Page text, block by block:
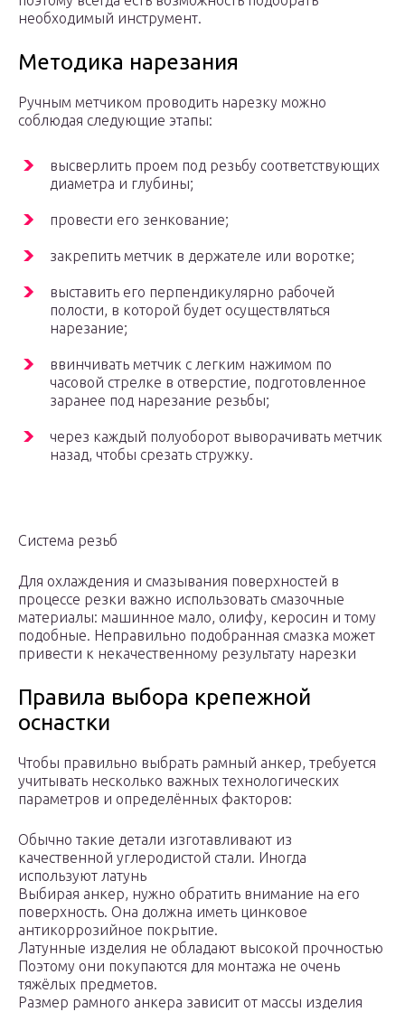
необходимый инструмент.
Методика нарезания
Ручным метчиком проводить нарезку можно
соблюдая следующие этапы:
высверлить проем под резьбу соответствующих
диаметра и глубины;
провести его зенкование;
закрепить метчик в держателе или воротке;
выставить его перпендикулярно рабочей
полости, в которой будет осуществляться
нарезание;
ввинчивать метчик с легким нажимом по
часовой стрелке в отверстие, подготовленное
заранее под нарезание резьбы;
через каждый полуоборот выворачивать метчик
назад, чтобы срезать стружку.
Система резьб
Для охлаждения и смазывания поверхностей в
процессе резки важно использовать смазочные
материалы: машинное мало, олифу, керосин и тому
подобные. Неправильно подобранная смазка может
привести к некачественному результату нарезки
Правила выбора крепежной
оснастки
Чтобы правильно выбрать рамный анкер, требуется
учитывать несколько важных технологических
параметров и определённых факторов:
Обычно такие детали изготавливают из
качественной углеродистой стали. Иногда
используют латунь
Выбирая анкер, нужно обратить внимание на его
поверхность. Она должна иметь цинковое
антикоррозийное покрытие.
Латунные изделия не обладают высокой прочностью
Поэтому они покупаются для монтажа не очень
тяжёлых предметов.
Размер рамного анкера зависит от массы изделия